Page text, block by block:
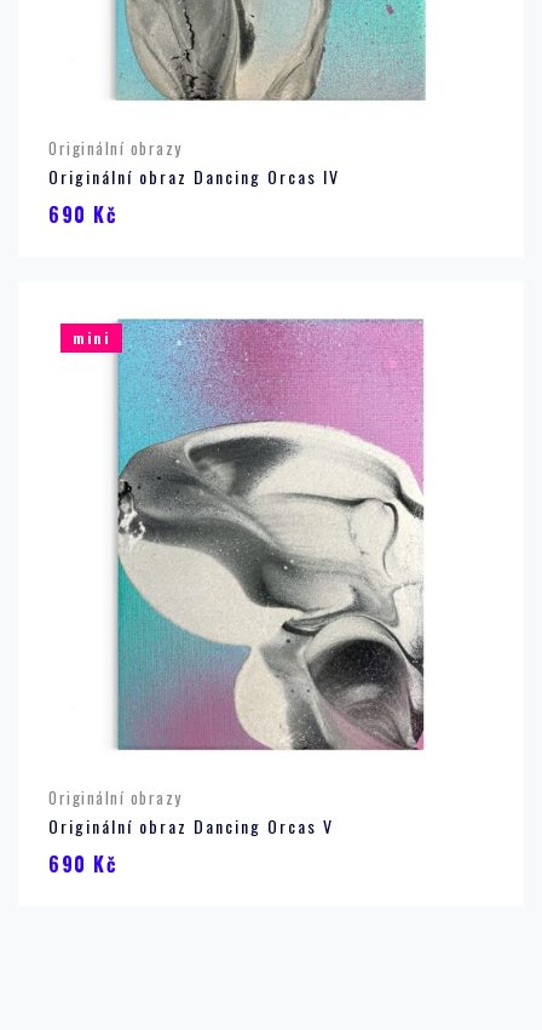
Originální obrazy
Originální obraz Dancing Orcas IV
690 Kč
mini
Originální obrazy
Originální obraz Dancing Orcas V
690 Kč